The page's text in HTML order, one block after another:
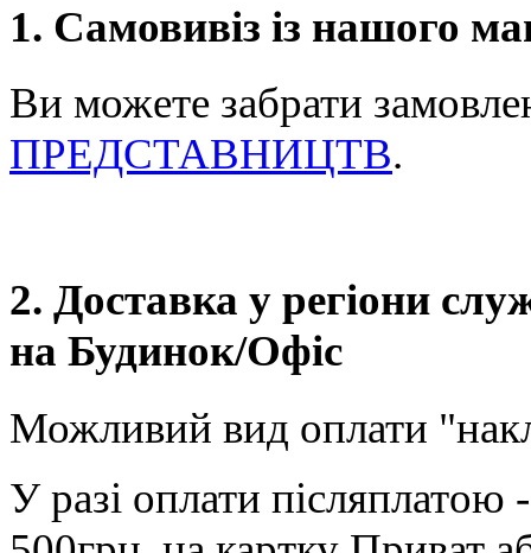
1. Самовивіз із нашого
Ви можете забрати
ПРЕДСТАВНИЦТВ.
2. Доставка у регіони
на Будинок/Офіс
Можливий вид оплати
У разі оплати післяплатою